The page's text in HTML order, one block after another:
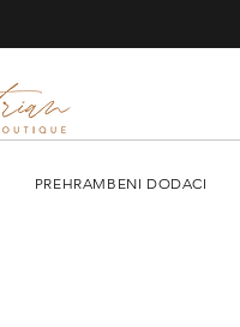
PREHRAMBENI DODACI